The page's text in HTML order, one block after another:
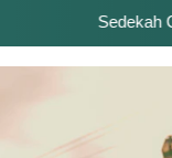
Sedekah